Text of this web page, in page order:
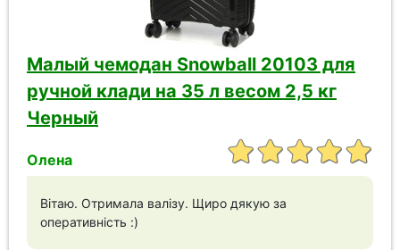
Малый чемодан Snowball 20103 для
ручной клади на 35 л весом 2,5 кг
Черный
Олена
Вітаю. Отримала валізу. Щиро дякую за
оперативність :)